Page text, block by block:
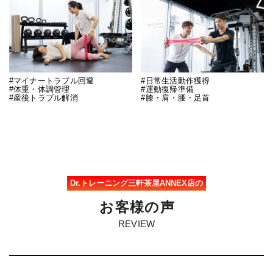
#マイナートラブル回避
#体重・体調管理
#産後トラブル解消
#日常生活動作獲得
#運動復帰準備
#膝・肩・腰・足首
Dr.トレーニング三軒茶屋ANNEX店の
お客様の声
REVIEW